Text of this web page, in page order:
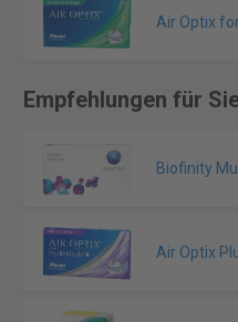
Air Optix
Empfehlungen für
Biofinity
Air Optix